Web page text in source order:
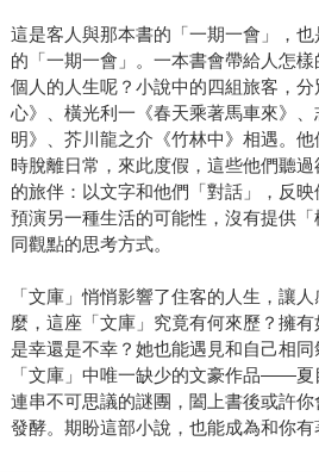
這是客人與那本書的「一期一會」，
的「一期一會」。一本書會帶給人怎
個人的人生呢？小說中的四組旅客，
心》、橫光利一《春天乘著馬車來》
明》、芥川龍之介《竹林中》相遇。
時脫離日常，來此度假，這些他們聽
的旅伴：以文字和他們「對話」，反
預演另一種生活的可能性，沒有提供
同觀點的思考方式。
「文庫」悄悄影響了住客的人生，讓
麼，這座「文庫」究竟有何來歷？擁有
是幸還是不幸？她也能遇見和自己相
「文庫」中唯一缺少的文豪作品——夏
連串不可思議的謎團，闔上書後或許
發酵。期盼這部小說，也能成為和你有